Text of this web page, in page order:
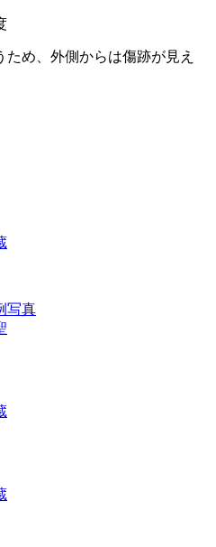
ため、外側からは傷跡が見え